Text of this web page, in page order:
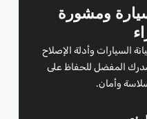
ومشورة
السيارات وأدلة الإصلاح
المفضل للحفاظ على
وأمان.